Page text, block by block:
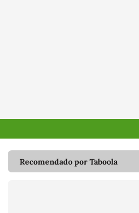
Recomendado por Taboola